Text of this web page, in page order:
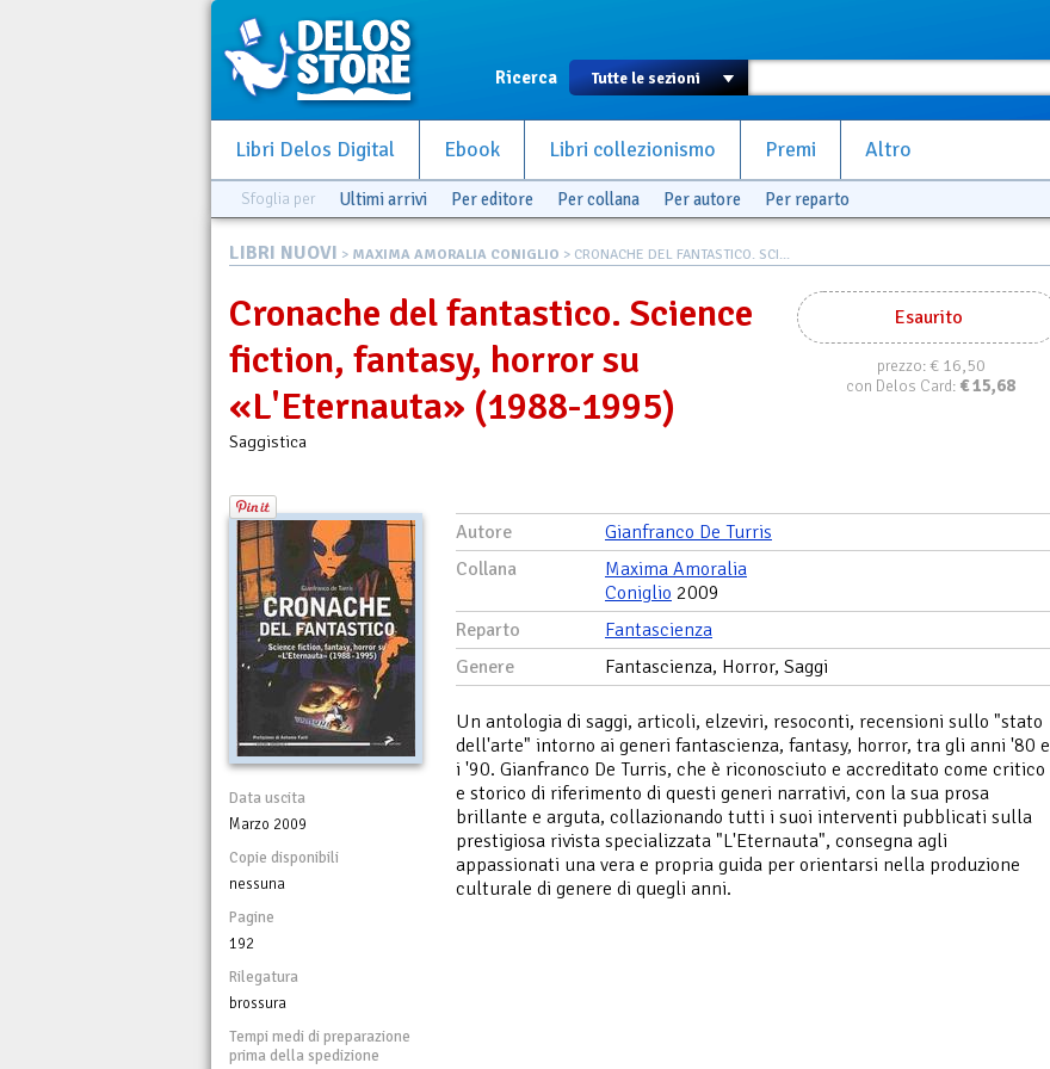
Ricerca
Libri Delos Digital Ebook Libri collezionismo Premi Altro
Sfoglia per Ultimi arrivi Per editore Per collana Per autore Per reparto
LIBRI NUOVI > MAXIMA AMORALIA CONIGLIO > CRONACHE DEL FANTASTICO. SCI...
Esaurito
prezzo:€ 16,50
con Delos Card: €15,68
Cronache del fantastico. Science
fiction, fantasy, horror su
«L'Eternauta» (1988-1995)
Saggistica
Data uscita
Marzo 2009
Copie disponibili
nessuna
Pagine
192
Rilegatura
brossura
Tempi medi di preparazione
prima della spedizione
Autore
Gianfranco De Turris
Collana
Maxima Amoralia
Coniglio 2009
Reparto
Fantascienza
Genere
Fantascienza, Horror, Saggi
Un antologia di saggi, articoli, elzeviri, resoconti, recensioni sullo "stato
dell'arte" intorno ai generi fantascienza, fantasy, horror, tra gli anni '80 e
i '90. Gianfranco De Turris, che è riconosciuto e accreditato come critico
e storico di riferimento di questi generi narrativi, con la sua prosa
brillante e arguta, collazionando tutti i suoi interventi pubblicati sulla
prestigiosa rivista specializzata "L'Eternauta", consegna agli
appassionati una vera e propria guida per orientarsi nella produzione
culturale di genere di quegli anni.